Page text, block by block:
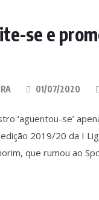
se e
01/07/2020
‘aguentou-se’
2019/20 da I
que rumou ao